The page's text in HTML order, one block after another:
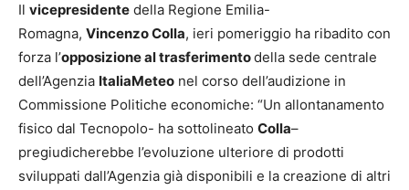
Il vicepresidente della Regione Emilia-
Romagna, Vincenzo Colla, ieri pomeriggio ha ribadito con
forza l’opposizione al trasferimentodella sede centrale
dell’Agenzia ItaliaMeteo nel corso dell’audizione in
Commissione Politiche economiche: “Un allontanamento
fisico dal Tecnopolo- ha sottolineato Colla–
pregiudicherebbe l’evoluzione ulteriore di prodotti
sviluppati dall’Agenzia già disponibili e la creazione di altri